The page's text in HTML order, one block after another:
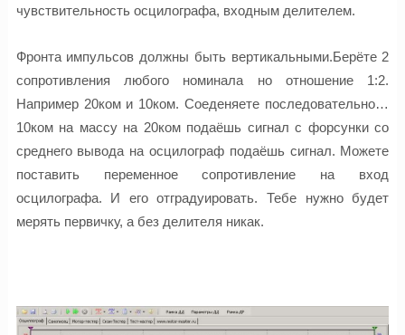
чувствительность осцилографа, входным делителем.
Фронта импульсов должны быть вертикальными.Берёте 2
сопротивления любого номинала но отношение 1:2.
Например 20ком и 10ком. Соеденяете последовательно…
10ком на массу на 20ком подаёшь сигнал с форсунки со
среднего вывода на осцилограф подаёшь сигнал. Можете
поставить переменное сопротивление на вход
осцилографа. И его отградуировать. Тебе нужно будет
мерять первичку, а без делителя никак.